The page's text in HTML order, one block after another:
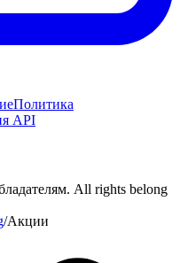
Политика
API
All rights belong
/Акции